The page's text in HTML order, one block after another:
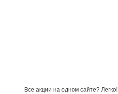
Все акции на одном сайте? Легко!